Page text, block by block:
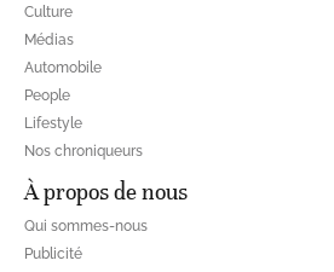
Culture
Médias
Automobile
People
Lifestyle
Nos chroniqueurs
À propos de nous
Qui sommes-nous
Publicité